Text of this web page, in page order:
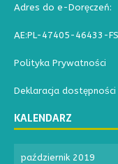
Adres do e-Doręczeń:
AE:PL-47405-46433-
Polityka Prywatności
Deklaracja dostępności
KALENDARZ
październik 2019